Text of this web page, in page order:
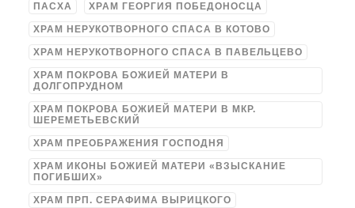
ПАСХА ХРАМ ГЕОРГИЯ ПОБЕДОНОСЦА
ХРАМ НЕРУКОТВОРНОГО СПАСА В КОТОВО
ХРАМ НЕРУКОТВОРНОГО СПАСА В ПАВЕЛЬЦЕВО
ХРАМ ПОКРОВА БОЖИЕЙ МАТЕРИ В
ДОЛГОПРУДНОМ
ХРАМ ПОКРОВА БОЖИЕЙ МАТЕРИ В МКР.
ШЕРЕМЕТЬЕВСКИЙ
ХРАМ ПРЕОБРАЖЕНИЯ ГОСПОДНЯ
ХРАМ ИКОНЫ БОЖИЕЙ МАТЕРИ «ВЗЫСКАНИЕ
ПОГИБШИХ»
ХРАМ ПРП. СЕРАФИМА ВЫРИЦКОГО